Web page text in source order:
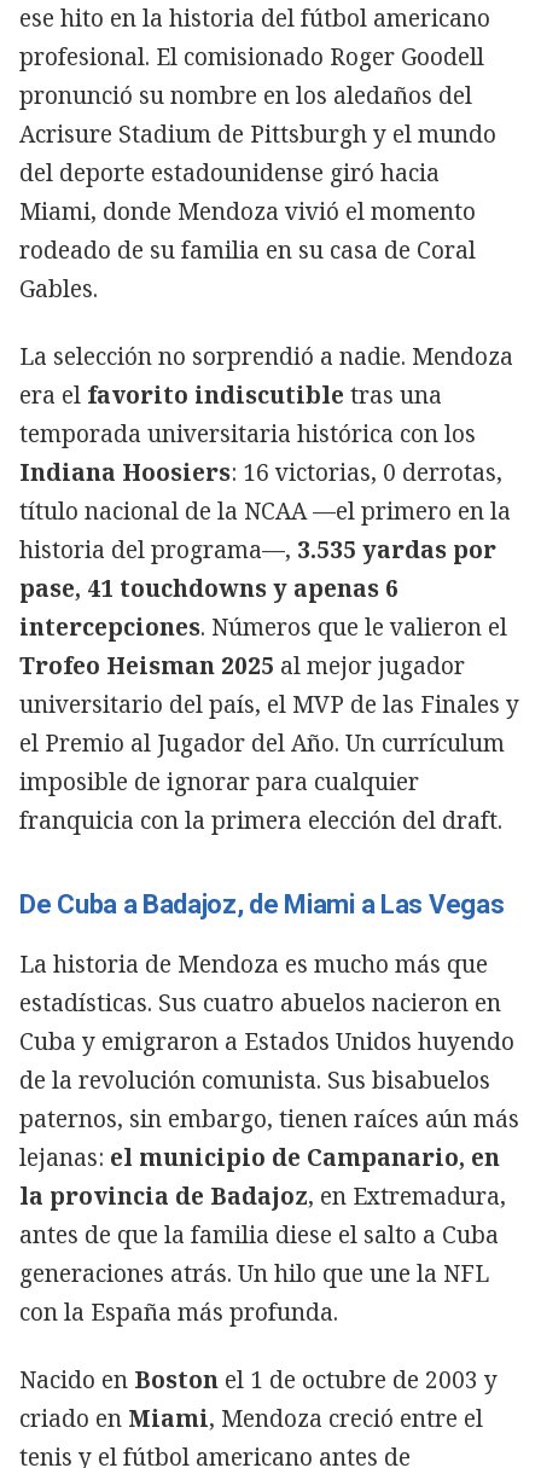
ese hito en la historia del fútbol americano
profesional. El comisionado Roger Goodell
pronunció su nombre en los aledaños del
Acrisure Stadium de Pittsburgh y el mundo
del deporte estadounidense giró hacia
Miami, donde Mendoza vivió el momento
rodeado de su familia en su casa de Coral
Gables.
La selección no sorprendió a nadie. Mendoza
era el favorito indiscutible tras una
temporada universitaria histórica con los
Indiana Hoosiers: 16 victorias, 0 derrotas,
título nacional de la NCAA —el primero en la
historia del programa—, 3.535 yardas por
pase, 41 touchdowns y apenas 6
intercepciones. Números que le valieron el
Trofeo Heisman 2025 al mejor jugador
universitario del país, el MVP de las Finales y
el Premio al Jugador del Año. Un currículum
imposible de ignorar para cualquier
franquicia con la primera elección del draft.
De Cuba a Badajoz, de Miami a Las Vegas
La historia de Mendoza es mucho más que
estadísticas. Sus cuatro abuelos nacieron en
Cuba y emigraron a Estados Unidos huyendo
de la revolución comunista. Sus bisabuelos
paternos, sin embargo, tienen raíces aún más
lejanas: el municipio de Campanario, en
la provincia de Badajoz, en Extremadura,
antes de que la familia diese el salto a Cuba
generaciones atrás. Un hilo que une la NFL
con la España más profunda.
Nacido en Boston el 1 de octubre de 2003 y
criado en Miami, Mendoza creció entre el
tenis y el fútbol americano antes de